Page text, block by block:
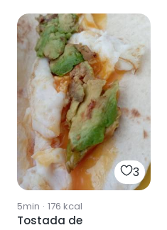
3
5min · 176 kcal
Tostada de